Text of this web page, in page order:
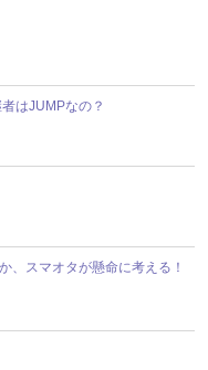
はJUMPなの？
、スマオタが懸命に考える！